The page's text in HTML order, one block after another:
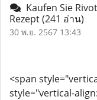
Kaufen Sie
Rezept(241 อ่าน)
30 พ.ย. 2567 13:43
<span
style="vertical-